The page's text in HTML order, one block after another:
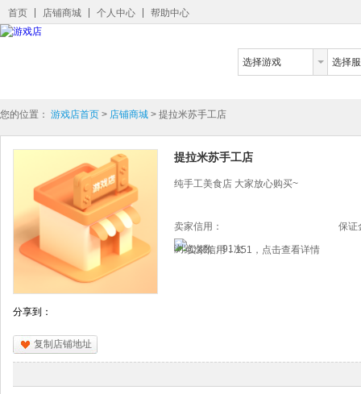
首页 店铺商城 个人中心 帮助中心
选择游戏 选择
您的位置： 游戏店首页 > 店铺商城 > 提拉米苏手工店
提拉米苏手工店
纯手工美食店 大家放心购买~
卖家信用：
保证
浏览次数：91次
分享到：
复制店铺地址